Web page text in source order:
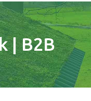
| B2B